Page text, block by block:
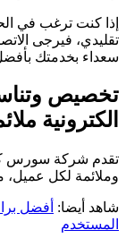
إذا كنت ترغب في
تقليدي، فيرجى
سعداء بخدمتك
تخصيص
الكترونية
تقدم شركة سورس
وملائمة لكل
شاهد أيضا: أفضل
المستخدم